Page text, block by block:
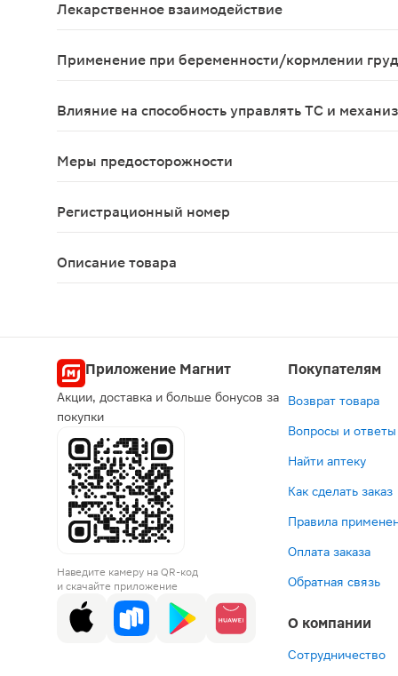
Лекарственное взаимодействие
Применение при беременности/кормлении
Влияние на способность управлять ТС и
Меры предосторожности
Регистрационный номер
Описание товара
Приложение Магнит
Акции, доставка и больше бонусов за
покупки
Наведите камеру на QR-код
и скачайте приложение
Покупателям
Возврат товара
Вопросы и ответы
Найти аптеку
Как сделать заказ
Правила
Оплата заказа
Обратная связь
О компании
Сотрудничество